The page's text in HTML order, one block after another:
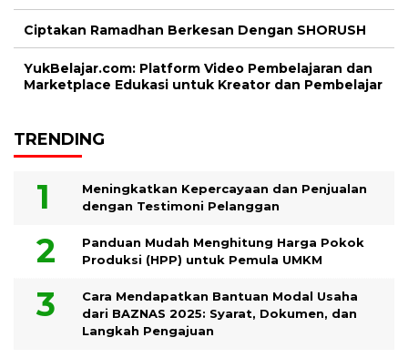
Ciptakan Ramadhan Berkesan Dengan SHORUSH
YukBelajar.com: Platform Video Pembelajaran dan
Marketplace Edukasi untuk Kreator dan Pembelajar
TRENDING
Meningkatkan Kepercayaan dan Penjualan
dengan Testimoni Pelanggan
Panduan Mudah Menghitung Harga Pokok
Produksi (HPP) untuk Pemula UMKM
Cara Mendapatkan Bantuan Modal Usaha
dari BAZNAS 2025: Syarat, Dokumen, dan
Langkah Pengajuan